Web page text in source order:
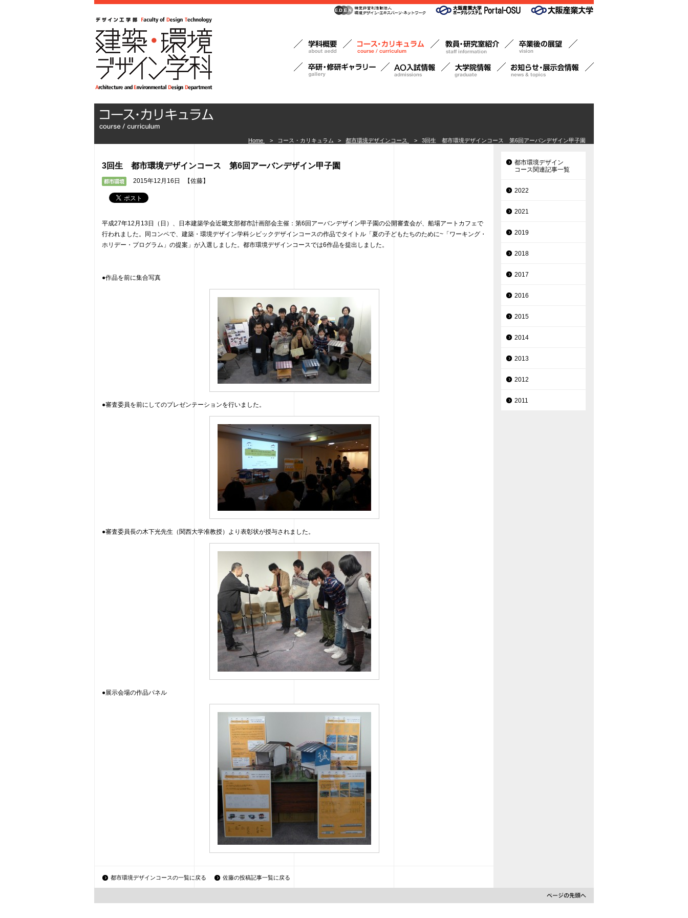
Home > コース・カリキュラム > 都市環境デザインコース > 3回生 都市環境デザインコース 第6回アーバンデザイン甲子園
3回生 都市環境デザインコース 第6回アーバンデザイン甲子園
2015年12月16日 【佐藤】
平成27年12月13日（日）、日本建築学会近畿支部都市計画部会主催：第6回アーバンデザイン甲子園の公開審査会が、船場アートカフェで
行われました。同コンペで、建築・環境デザイン学科シビックデザインコースの作品でタイトル「夏の子どもたちのために~「ワーキング・
ホリデー・プログラム」の提案」が入選しました。都市環境デザインコースでは6作品を提出しました。
●作品を前に集合写真
●審査委員を前にしてのプレゼンテーションを行いました。
●審査委員長の木下光先生（関西大学准教授）より表彰状が授与されました。
●展示会場の作品パネル
都市環境デザインコースの一覧に戻る 佐藤の投稿記事一覧に戻る
都市環境デザイン
コース関連記事一覧
2022
2021
2019
2018
2017
2016
2015
2014
2013
2012
2011